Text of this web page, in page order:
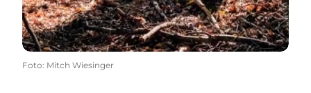
Foto: Mitch Wiesinger